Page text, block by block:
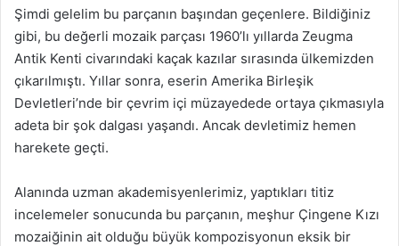
Şimdi gelelim bu parçanın başından geçenlere. Bildiğiniz
gibi, bu değerli mozaik parçası 1960’lı yıllarda Zeugma
Antik Kenti civarındaki kaçak kazılar sırasında ülkemizden
çıkarılmıştı. Yıllar sonra, eserin Amerika Birleşik
Devletleri’nde bir çevrim içi müzayedede ortaya çıkmasıyla
adeta bir şok dalgası yaşandı. Ancak devletimiz hemen
harekete geçti.
Alanında uzman akademisyenlerimiz, yaptıkları titiz
incelemeler sonucunda bu parçanın, meşhur Çingene Kızı
mozaiğinin ait olduğu büyük kompozisyonun eksik bir